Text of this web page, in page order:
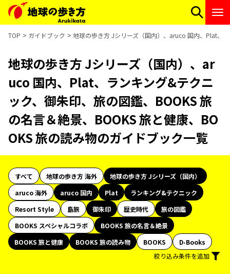
TOP ガイドブック 地球の歩き方 Jシリーズ（国内）、aruco 国内、Plat、
地球の歩き方 Jシリーズ（国内）、ar
uco 国内、Plat、ランキング&テクニ
ック、御朱印、旅の図鑑、BOOKS 旅
の名言＆絶景、BOOKS 旅と健康、BO
OKS 旅の読み物のガイドブック一覧
すべて 地球の歩き方 海外
地球の歩き方 Jシリーズ（国内）
aruco 海外
aruco 国内 Plat
ランキング&テクニック
Resort Style
島旅 御朱印 歴史時代
旅の図鑑
BOOKS スペシャルコラボ
BOOKS 旅の名言＆絶景
BOOKS 旅と健康
BOOKS 旅の読み物 BOOKS
D-Books
絞り込み条件を追加